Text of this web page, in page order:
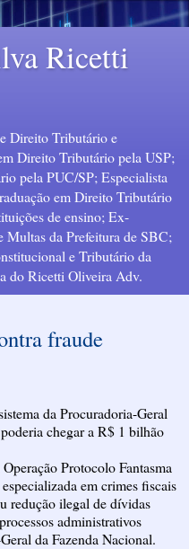
Ricetti
Direito Tributário e
Direito Tributário pela USP;
pela PUC/SP; Especialista
em Direito Tributário
de ensino; Ex-
Multas da Prefeitura de SBC;
e Tributário da
do Ricetti Oliveira Adv.
fraude
da Procuradoria-Geral
chegar a R$ 1 bilhão
Protocolo Fantasma
em crimes fiscais
redução ilegal de dívidas
administrativos
da Fazenda Nacional.